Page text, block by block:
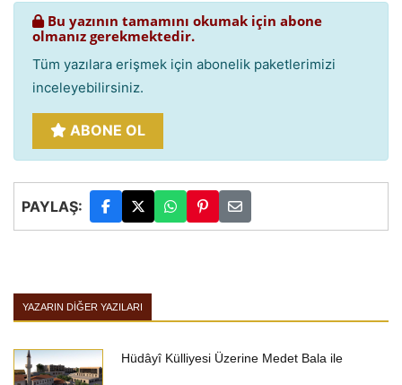
Bu yazının tamamını okumak için abone
olmanız gerekmektedir.
Tüm yazılara erişmek için abonelik paketlerimizi
inceleyebilirsiniz.
ABONE OL
PAYLAŞ:
YAZARIN DIĞER YAZILARI
Hüdâyî Külliyesi Üzerine Medet Bala ile